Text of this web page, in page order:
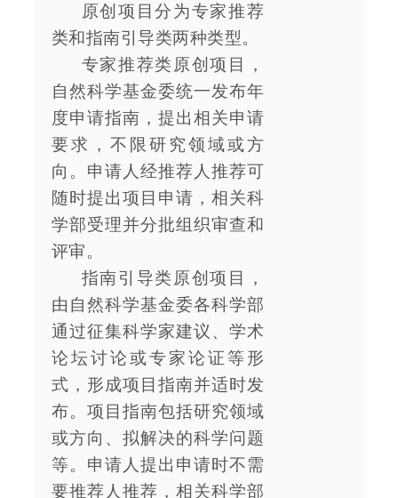
原创项目分为专家推荐
类和指南引导类两种类型。
专家推荐类原创项目，
自然科学基金委统一发布年
度申请指南，提出相关申请
要求，不限研究领域或方
向。申请人经推荐人推荐可
随时提出项目申请，相关科
学部受理并分批组织审查和
评审。
指南引导类原创项目，
由自然科学基金委各科学部
通过征集科学家建议、学术
论坛讨论或专家论证等形
式，形成项目指南并适时发
布。项目指南包括研究领域
或方向、拟解决的科学问题
等。申请人提出申请时不需
要推荐人推荐，相关科学部